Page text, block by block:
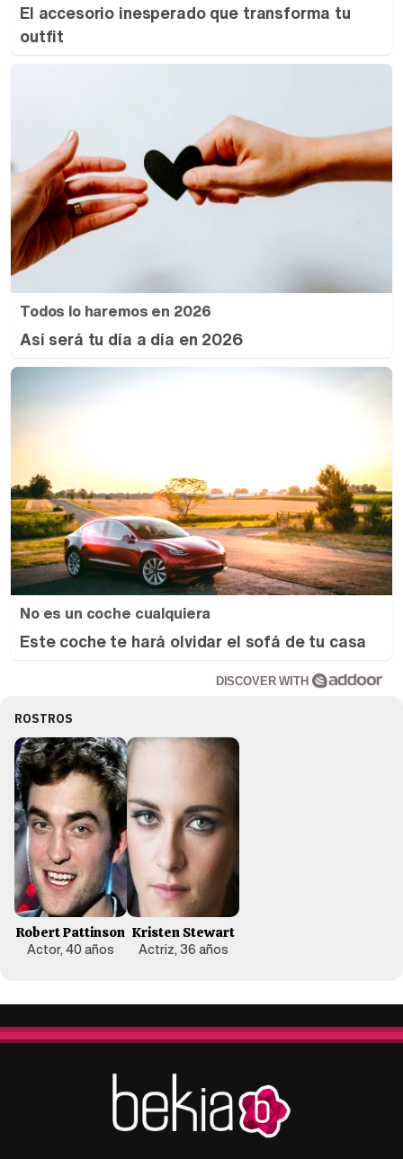
El accesorio inesperado que transforma tu
outfit
Todos lo haremos en 2026
Así será tu día a día en 2026
No es un coche cualquiera
Este coche te hará olvidar el sofá de tu casa
DISCOVER WITH
ROSTROS
Robert Pattinson
Actor, 40 años
Kristen Stewart
Actriz, 36 años